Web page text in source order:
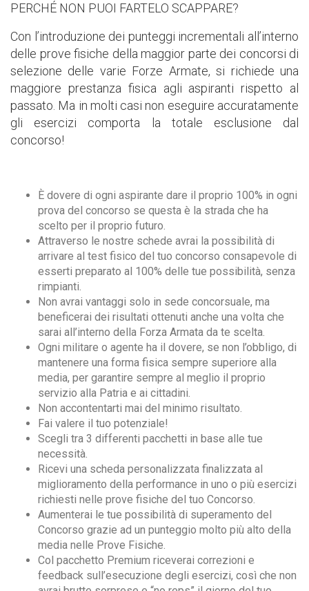
PERCHÉ NON PUOI FARTELO SCAPPARE?
Con l’introduzione dei punteggi incrementali all’interno
delle prove fisiche della maggior parte dei concorsi di
selezione delle varie Forze Armate, si richiede una
maggiore prestanza fisica agli aspiranti rispetto al
passato. Ma in molti casi non eseguire accuratamente
gli esercizi comporta la totale esclusione dal
concorso!
È dovere di ogni aspirante dare il proprio 100% in ogni
prova del concorso se questa è la strada che ha
scelto per il proprio futuro.
Attraverso le nostre schede avrai la possibilità di
arrivare al test fisico del tuo concorso consapevole di
esserti preparato al 100% delle tue possibilità, senza
rimpianti.
Non avrai vantaggi solo in sede concorsuale, ma
beneficerai dei risultati ottenuti anche una volta che
sarai all’interno della Forza Armata da te scelta.
Ogni militare o agente ha il dovere, se non l’obbligo, di
mantenere una forma fisica sempre superiore alla
media, per garantire sempre al meglio il proprio
servizio alla Patria e ai cittadini.
Non accontentarti mai del minimo risultato.
Fai valere il tuo potenziale!
Scegli tra 3 differenti pacchetti in base alle tue
necessità.
Ricevi una scheda personalizzata finalizzata al
miglioramento della performance in uno o più esercizi
richiesti nelle prove fisiche del tuo Concorso.
Aumenterai le tue possibilità di superamento del
Concorso grazie ad un punteggio molto più alto della
media nelle Prove Fisiche.
Col pacchetto Premium riceverai correzioni e
feedback sull’esecuzione degli esercizi, così che non